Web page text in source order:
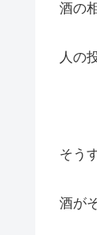
酒の
人の
そう
酒が